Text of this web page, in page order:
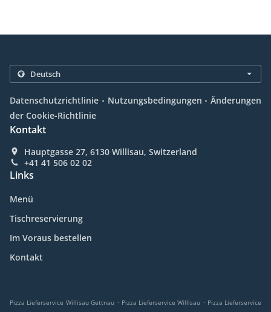
Datenschutzrichtlinie . Nutzungsbedingungen . Änderungen
der Cookie-Richtlinie
Kontakt
Hauptgasse 27, 6130 Willisau, Switzerland
+41 41 506 02 02
Links
Menü
Tischreservierung
Im Voraus bestellen
Kontakt
Pizza Lieferservice Willisau Gettnau . Pizza Lieferservice Willisau . Pizza Lieferservice